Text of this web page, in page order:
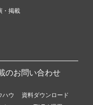
・掲載
のお問い合わせ
ハウ
資料ダウンロード